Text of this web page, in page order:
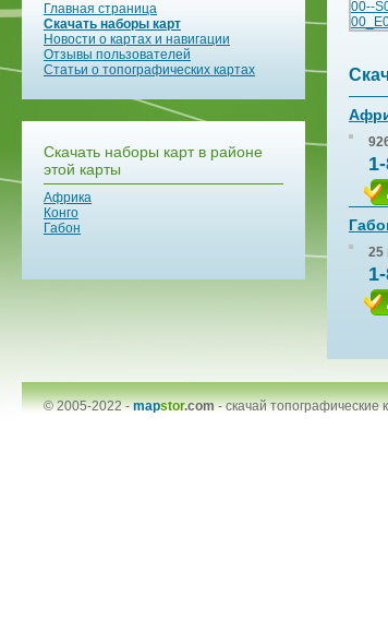
Главная страница
Скачать наборы карт
Новости о картах и навигации
Отзывы пользователей
Статьи о топографических картах
Скачать наборы карт в районе
этой карты
Африка
Конго
Габон
25
© 2005-2022 -mapstor.com-скачай топографические